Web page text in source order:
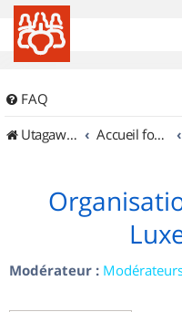
FAQ
UtagawaVTT (Randos VTT et VTTAE avec traces GPS)
Accueil forum
Modérateur :